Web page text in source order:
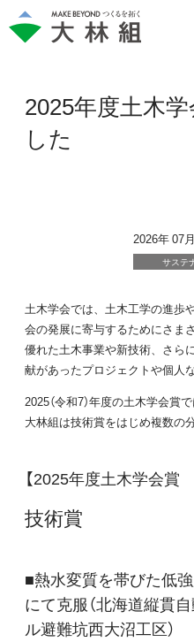
2025年度土木
した
2026年 07
サステ
土木学会では、土木工学の進歩
会の発展に寄与するためにさま
優れた土木事業や新技術、さら
献があったプロジェクトや個人
2025（令和7）年度の土木学会賞
大林組は技術賞をはじめ複数の
【2025年度土木学会賞
技術賞
■熱水変質を帯びた低
にて克服（北海道縦貫
ル避難坑西大沼工区）